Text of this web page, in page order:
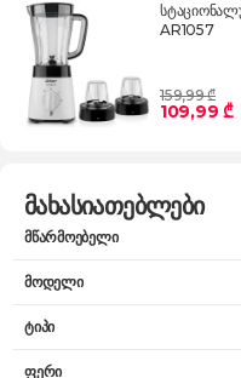
AR1057
159,99 ₾
109,99 ₾
მახასიათებლები
მწარმოებელი
მოდელი
ტიპი
ფერი